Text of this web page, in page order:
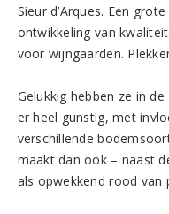
Sieur d’Arques. Een
ontwikkeling van
voor wijngaarden.
Gelukkig hebben ze in
er heel gunstig, met
verschillende
maakt dan ook – naast
als opwekkend rood van